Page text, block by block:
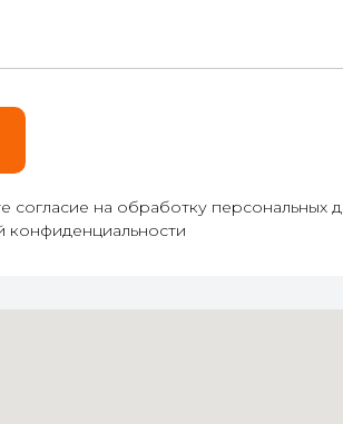
согласие на обработку персональных
конфиденциальности